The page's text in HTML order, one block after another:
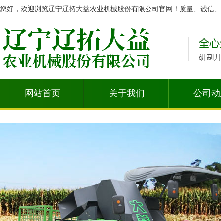
您好，欢迎浏览辽宁辽拓大益农业机械股份有限公司官网！质量、诚信
网站首页 关于我们 公司